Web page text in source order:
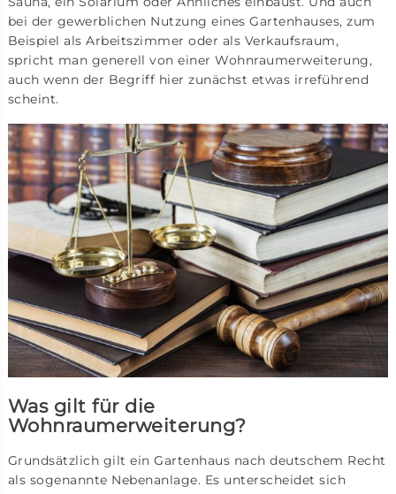
bei der gewerblichen Nutzung eines Gartenhauses, zum
Beispiel als Arbeitszimmer oder als Verkaufsraum,
spricht man generell von einer Wohnraumerweiterung,
auch wenn der Begriff hier zunächst etwas irreführend
scheint.
Was gilt für die
Wohnraumerweiterung?
Grundsätzlich gilt ein Gartenhaus nach deutschem Recht
als sogenannte Nebenanlage. Es unterscheidet sich